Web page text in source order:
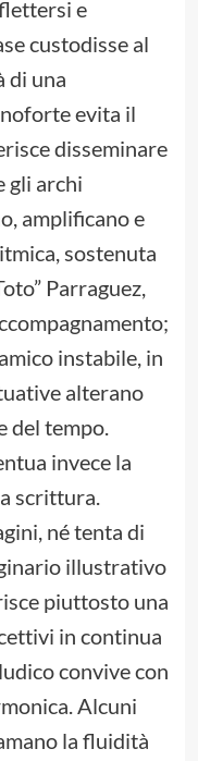
e
custodisse al
di una
evita il
disseminare
gli archi
amplificano e
sostenuta
Parraguez,
instabile, in
alterano
del tempo.
invece la
scrittura.
né tenta di
illustrativo
piuttosto una
in continua
convive con
Alcuni
la fluidità